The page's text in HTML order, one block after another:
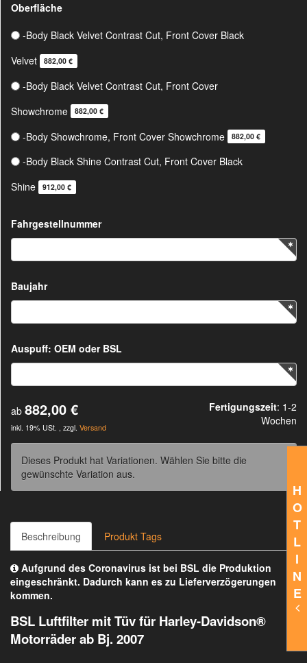
H
O
T
L
I
N
E
Oberfläche
-Body Black Velvet Contrast Cut, Front Cover Black
Velvet
882,00 €
-Body Black Velvet Contrast Cut, Front Cover
Showchrome
882,00 €
-Body Showchrome, Front Cover Showchrome 882,00 €
-Body Black Shine Contrast Cut, Front Cover Black
Shine
912,00 €
Fahrgestellnummer
Baujahr
Auspuff: OEM oder BSL
ab 882,00 €
inkl. 19% USt. , zzgl. Versand
Fertigungszeit: 1-2
Wochen
Dieses Produkt hat Variationen. Wählen Sie bitte die
gewünschte Variation aus.
Beschreibung Produkt Tags
Aufgrund des Coronavirus ist bei BSL die Produktion
eingeschränkt. Dadurch kann es zu Lieferverzögerungen
kommen.
BSL Luftfilter mit Tüv für Harley-Davidson®
Motorräder ab Bj. 2007